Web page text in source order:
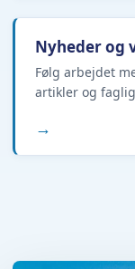
Nyheder og
Følg arbejdet
artikler og
→